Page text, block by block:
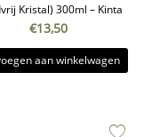
Kristal) 300ml – Kinta
€13,50
aan winkelwagen